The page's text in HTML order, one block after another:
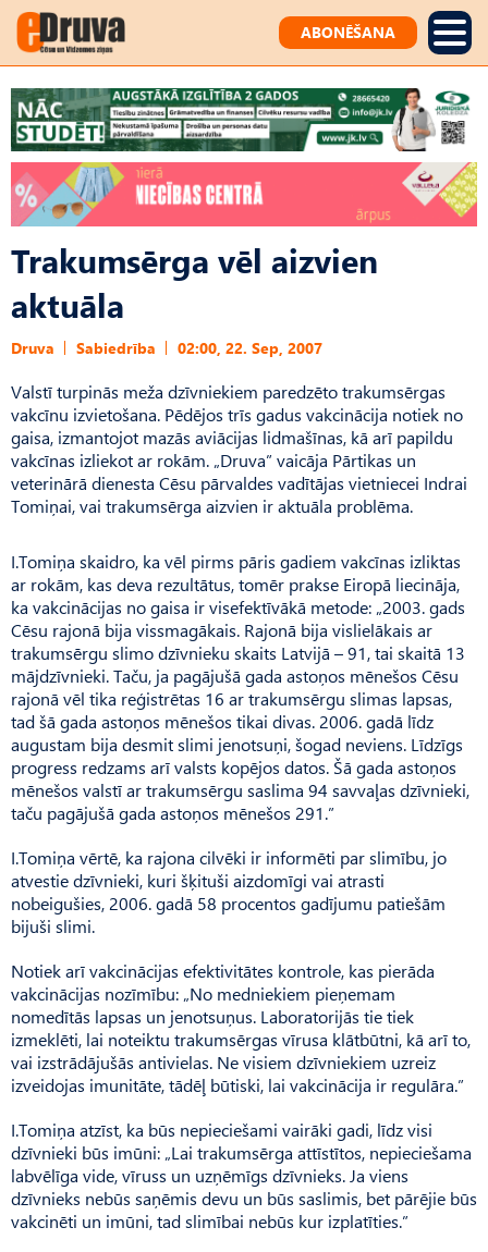
ABONĒŠANA
Trakumsērga vēl aizvien
aktuāla
Druva Sabiedrība 02:00, 22. Sep, 2007
Valstī turpinās meža dzīvniekiem paredzēto trakumsērgas
vakcīnu izvietošana. Pēdējos trīs gadus vakcinācija notiek no
gaisa, izmantojot mazās aviācijas lidmašīnas, kā arī papildu
vakcīnas izliekot ar rokām. „Druva” vaicāja Pārtikas un
veterinārā dienesta Cēsu pārvaldes vadītājas vietniecei Indrai
Tomiņai, vai trakumsērga aizvien ir aktuāla problēma.
I.Tomiņa skaidro, ka vēl pirms pāris gadiem vakcīnas izliktas
ar rokām, kas deva rezultātus, tomēr prakse Eiropā liecināja,
ka vakcinācijas no gaisa ir visefektīvākā metode: „2003. gads
Cēsu rajonā bija vissmagākais. Rajonā bija vislielākais ar
trakumsērgu slimo dzīvnieku skaits Latvijā – 91, tai skaitā 13
mājdzīvnieki. Taču, ja pagājušā gada astoņos mēnešos Cēsu
rajonā vēl tika reģistrētas 16 ar trakumsērgu slimas lapsas,
tad šā gada astoņos mēnešos tikai divas. 2006. gadā līdz
augustam bija desmit slimi jenotsuņi, šogad neviens. Līdzīgs
progress redzams arī valsts kopējos datos. Šā gada astoņos
mēnešos valstī ar trakumsērgu saslima 94 savvaļas dzīvnieki,
taču pagājušā gada astoņos mēnešos 291.”
I.Tomiņa vērtē, ka rajona cilvēki ir informēti par slimību, jo
atvestie dzīvnieki, kuri šķituši aizdomīgi vai atrasti
nobeigušies, 2006. gadā 58 procentos gadījumu patiešām
bijuši slimi.
Notiek arī vakcinācijas efektivitātes kontrole, kas pierāda
vakcinācijas nozīmību: „No medniekiem pieņemam
nomedītās lapsas un jenotsuņus. Laboratorijās tie tiek
izmeklēti, lai noteiktu trakumsērgas vīrusa klātbūtni, kā arī to,
vai izstrādājušās antivielas. Ne visiem dzīvniekiem uzreiz
izveidojas imunitāte, tādēļ būtiski, lai vakcinācija ir regulāra.”
I.Tomiņa atzīst, ka būs nepieciešami vairāki gadi, līdz visi
dzīvnieki būs imūni: „Lai trakumsērga attīstītos, nepieciešama
labvēlīga vide, vīruss un uzņēmīgs dzīvnieks. Ja viens
dzīvnieks nebūs saņēmis devu un būs saslimis, bet pārējie būs
vakcinēti un imūni, tad slimībai nebūs kur izplatīties.”